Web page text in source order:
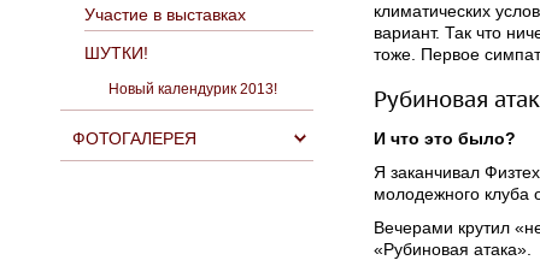
Участие в выставках
ШУТКИ!
Новый календурик 2013!
ФОТОГАЛЕРЕЯ
климатических
вариант. Так что
тоже. Первое
Рубиновая
И что это было?
Я заканчивал
молодежного клуба
Вечерами крутил
«Рубиновая атака».